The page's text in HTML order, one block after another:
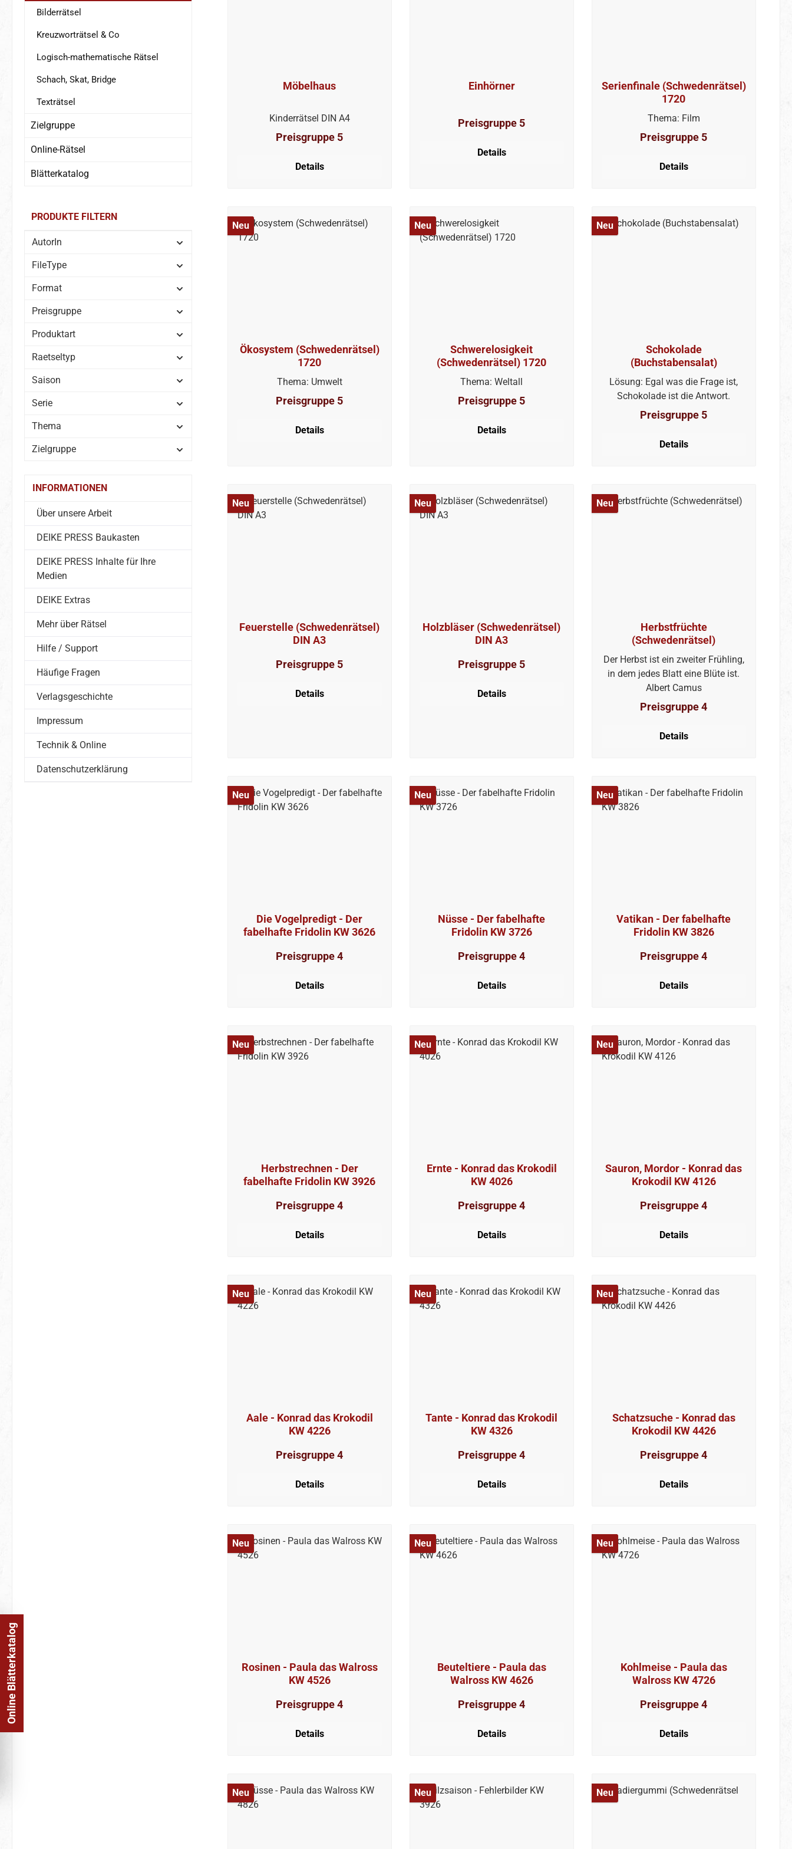
Bilderrätsel
Kreuzworträtsel & Co
Logisch-mathematische Rätsel
Schach, Skat, Bridge
Texträtsel
Zielgruppe
Online-Rätsel
Blätterkatalog
PRODUKTE FILTERN
AutorIn
FileType
Format
Preisgruppe
Produktart
Raetseltyp
Saison
Serie
Thema
Zielgruppe
INFORMATIONEN
Über unsere Arbeit
DEIKE PRESS Baukasten
DEIKE PRESS Inhalte für Ihre
Medien
DEIKE Extras
Mehr über Rätsel
Hilfe / Support
Häufige Fragen
Verlagsgeschichte
Impressum
Technik & Online
Datenschutzerklärung
Möbelhaus
Kinderrätsel DIN A4
Preisgruppe 5
Details
Einhörner
Preisgruppe 5
Details
Serienfinale (Schwedenrätsel)
1720
Thema: Film
Preisgruppe 5
Details
Neu
Ökosystem (Schwedenrätsel)
1720
Thema: Umwelt
Preisgruppe 5
Details
Neu
Schwerelosigkeit
(Schwedenrätsel) 1720
Thema: Weltall
Preisgruppe 5
Details
Neu
Schokolade
(Buchstabensalat)
Lösung: Egal was die Frage ist,
Schokolade ist die Antwort.
Preisgruppe 5
Details
Neu
Feuerstelle (Schwedenrätsel)
DIN A3
Preisgruppe 5
Details
Neu
Holzbläser (Schwedenrätsel)
DIN A3
Preisgruppe 5
Details
Neu
Herbstfrüchte
(Schwedenrätsel)
Der Herbst ist ein zweiter Frühling,
in dem jedes Blatt eine Blüte ist.
Albert Camus
Preisgruppe 4
Details
Neu
Die Vogelpredigt - Der
fabelhafte Fridolin KW 3626
Preisgruppe 4
Details
Neu
Nüsse - Der fabelhafte
Fridolin KW 3726
Preisgruppe 4
Details
Neu
Vatikan - Der fabelhafte
Fridolin KW 3826
Preisgruppe 4
Details
Neu
Herbstrechnen - Der
fabelhafte Fridolin KW 3926
Preisgruppe 4
Details
Neu
Ernte - Konrad das Krokodil
KW 4026
Preisgruppe 4
Details
Neu
Sauron, Mordor - Konrad das
Krokodil KW 4126
Preisgruppe 4
Details
Neu
Aale - Konrad das Krokodil
KW 4226
Preisgruppe 4
Details
Neu
Tante - Konrad das Krokodil
KW 4326
Preisgruppe 4
Details
Neu
Schatzsuche - Konrad das
Krokodil KW 4426
Preisgruppe 4
Details
Neu
Rosinen - Paula das Walross
KW 4526
Preisgruppe 4
Details
Neu
Beuteltiere - Paula das
Walross KW 4626
Preisgruppe 4
Details
Neu
Kohlmeise - Paula das
Walross KW 4726
Preisgruppe 4
Details
Neu Neu Neu
Online Blätterkatalog